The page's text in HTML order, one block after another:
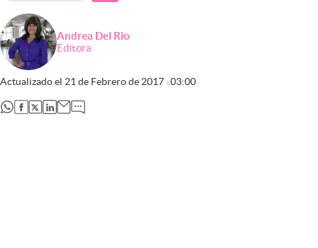
Andrea Del Rio
Editora
Actualizado el 21 de Febrero de 2017 03:00
abre en nueva pestaña
abre en nueva pestaña
abre en nueva pestaña
abre en nueva pestaña